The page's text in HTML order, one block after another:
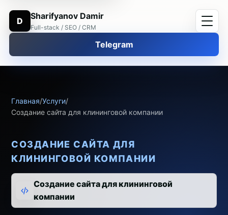
D Sharifyanov Damir
Full-stack / SEO / CRM
Telegram
Главная/Услуги/
Создание сайта для клининговой компании
СОЗДАНИЕ САЙТА ДЛЯ
КЛИНИНГОВОЙ КОМПАНИИ
Создание сайта для клининговой
компании